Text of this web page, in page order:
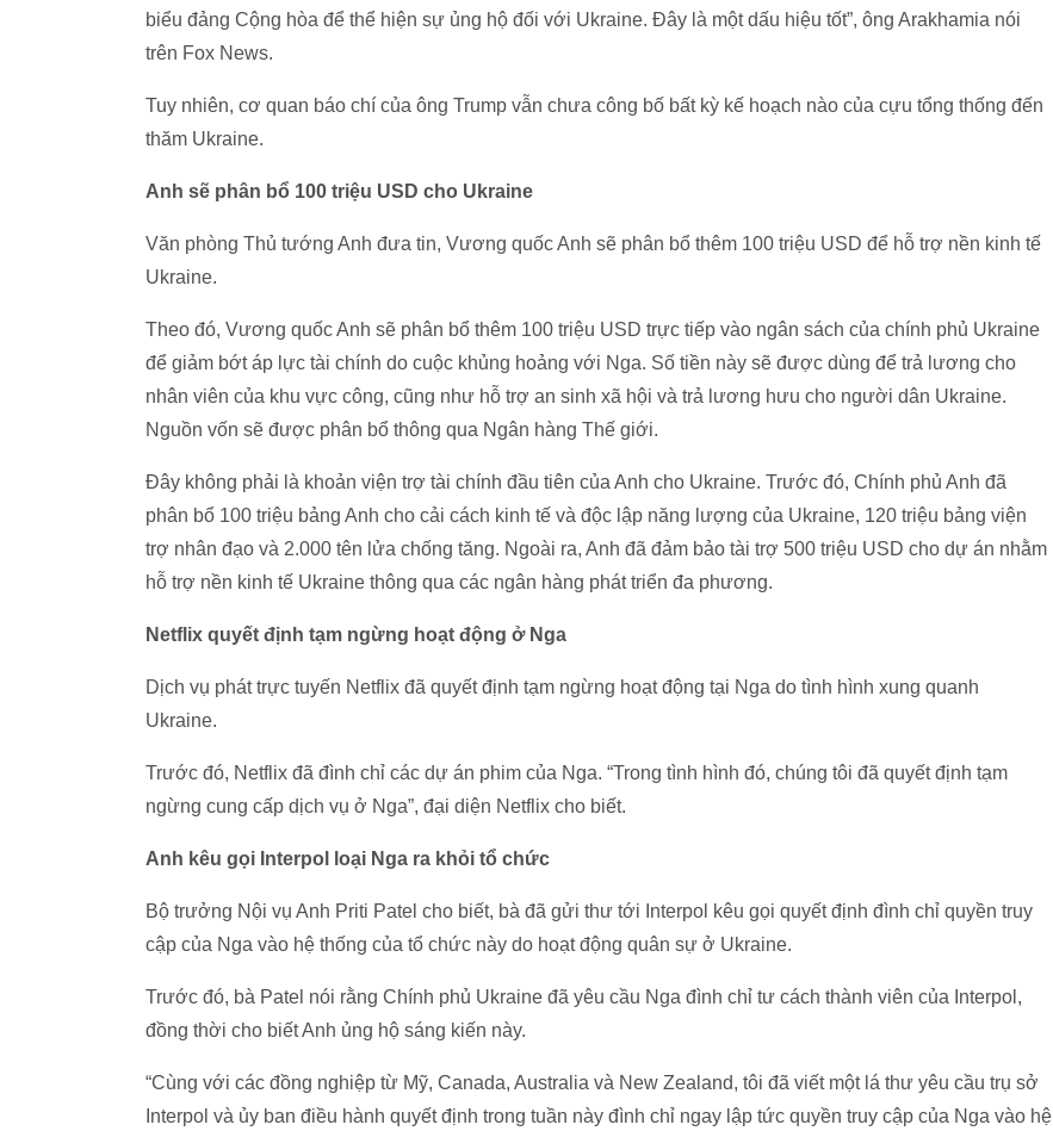
biểu đảng Cộng hòa để thể hiện sự ủng hộ đối với Ukraine. Đây là một dấu hiệu tốt”, ông Arakhamia nói
trên Fox News.
Tuy nhiên, cơ quan báo chí của ông Trump vẫn chưa công bố bất kỳ kế hoạch nào của cựu tổng thống đến
thăm Ukraine.
Anh sẽ phân bổ 100 triệu USD cho Ukraine
Văn phòng Thủ tướng Anh đưa tin, Vương quốc Anh sẽ phân bổ thêm 100 triệu USD để hỗ trợ nền kinh tế
Ukraine.
Theo đó, Vương quốc Anh sẽ phân bổ thêm 100 triệu USD trực tiếp vào ngân sách của chính phủ Ukraine
để giảm bớt áp lực tài chính do cuộc khủng hoảng với Nga. Số tiền này sẽ được dùng để trả lương cho
nhân viên của khu vực công, cũng như hỗ trợ an sinh xã hội và trả lương hưu cho người dân Ukraine.
Nguồn vốn sẽ được phân bổ thông qua Ngân hàng Thế giới.
Đây không phải là khoản viện trợ tài chính đầu tiên của Anh cho Ukraine. Trước đó, Chính phủ Anh đã
phân bổ 100 triệu bảng Anh cho cải cách kinh tế và độc lập năng lượng của Ukraine, 120 triệu bảng viện
trợ nhân đạo và 2.000 tên lửa chống tăng. Ngoài ra, Anh đã đảm bảo tài trợ 500 triệu USD cho dự án nhằm
hỗ trợ nền kinh tế Ukraine thông qua các ngân hàng phát triển đa phương.
Netflix quyết định tạm ngừng hoạt động ở Nga
Dịch vụ phát trực tuyến Netflix đã quyết định tạm ngừng hoạt động tại Nga do tình hình xung quanh
Ukraine.
Trước đó, Netflix đã đình chỉ các dự án phim của Nga. “Trong tình hình đó, chúng tôi đã quyết định tạm
ngừng cung cấp dịch vụ ở Nga”, đại diện Netflix cho biết.
Anh kêu gọi Interpol loại Nga ra khỏi tổ chức
Bộ trưởng Nội vụ Anh Priti Patel cho biết, bà đã gửi thư tới Interpol kêu gọi quyết định đình chỉ quyền truy
cập của Nga vào hệ thống của tổ chức này do hoạt động quân sự ở Ukraine.
Trước đó, bà Patel nói rằng Chính phủ Ukraine đã yêu cầu Nga đình chỉ tư cách thành viên của Interpol,
đồng thời cho biết Anh ủng hộ sáng kiến ​​này.
“Cùng với các đồng nghiệp từ Mỹ, Canada, Australia và New Zealand, tôi đã viết một lá thư yêu cầu trụ sở
Interpol và ủy ban điều hành quyết định trong tuần này đình chỉ ngay lập tức quyền truy cập của Nga vào hệ